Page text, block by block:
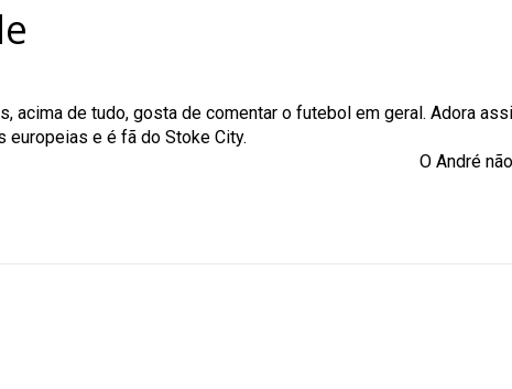
acima de tudo, gosta de comentar o futebol em geral. Adora
e é fã do Stoke City.
não escreve ao